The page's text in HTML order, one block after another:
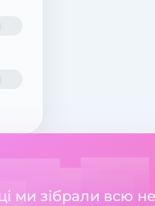
ми зібрали всю